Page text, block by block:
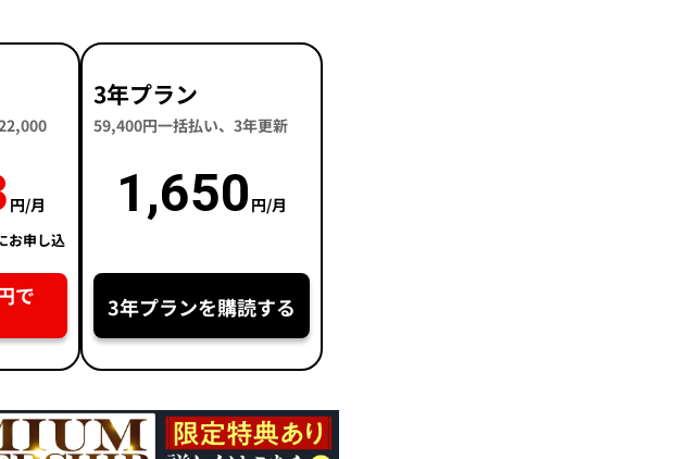
円/月
お申し込
で
3年プラン
59,400円一括払い、3年更新
1,650 円/月
3年プランを購読する